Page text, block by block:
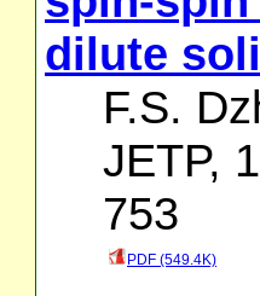
dilute
F.S.
JETP,
753
PDF (549.4K)